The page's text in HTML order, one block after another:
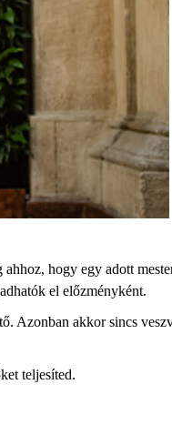
hogy egy adott
el előzményként.
Azonban akkor sincs
teljesíted.